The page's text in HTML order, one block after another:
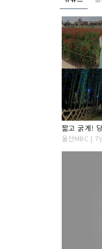
짧고 굵게!
울산MBC | 7